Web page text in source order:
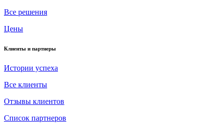
Все решения
Цены
Клиенты и партнеры
Истории успеха
Все клиенты
Отзывы клиентов
Список партнеров